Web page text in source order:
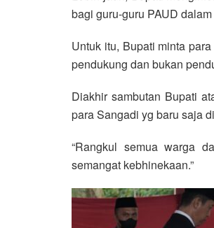
bagi guru-guru PAUD
Untuk itu, Bupati minta
pendukung dan bukan
Diakhir sambutan Bupati
para Sangadi yg baru saja
“Rangkul semua warga
semangat kebhinekaan.”